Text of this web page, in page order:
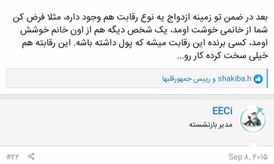
بعد در ضمن تو زمینه ازدواج یه نوع رقابت هم وجود داره، مثلا فرض کن
شما از خانمی خوشت اومد، یک شخص دیگه هم از اون خانم خوشش
اومد، کسی برنده این رقابت میشه که پول داشته باشه. این رقابته هم
خیلی سخت کرده کار رو...
و
ا
ک
ش
ه
ا
shakiba.h ورییس جمهورقلبها
EECi
مدیر بازنشسته
Sep 8, 2015
#22